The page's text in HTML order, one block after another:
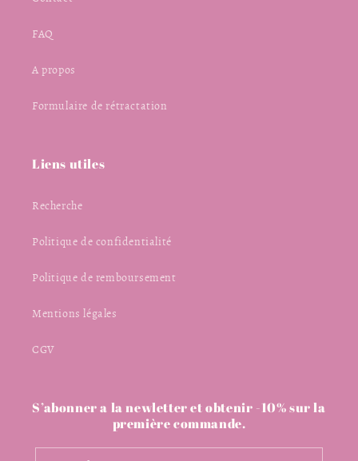
FAQ
A propos
Formulaire de rétractation
Liens utiles
Recherche
Politique de confidentialité
Politique de remboursement
Mentions légales
CGV
S’abonner a la newletter et obtenir -10% sur la
première commande.